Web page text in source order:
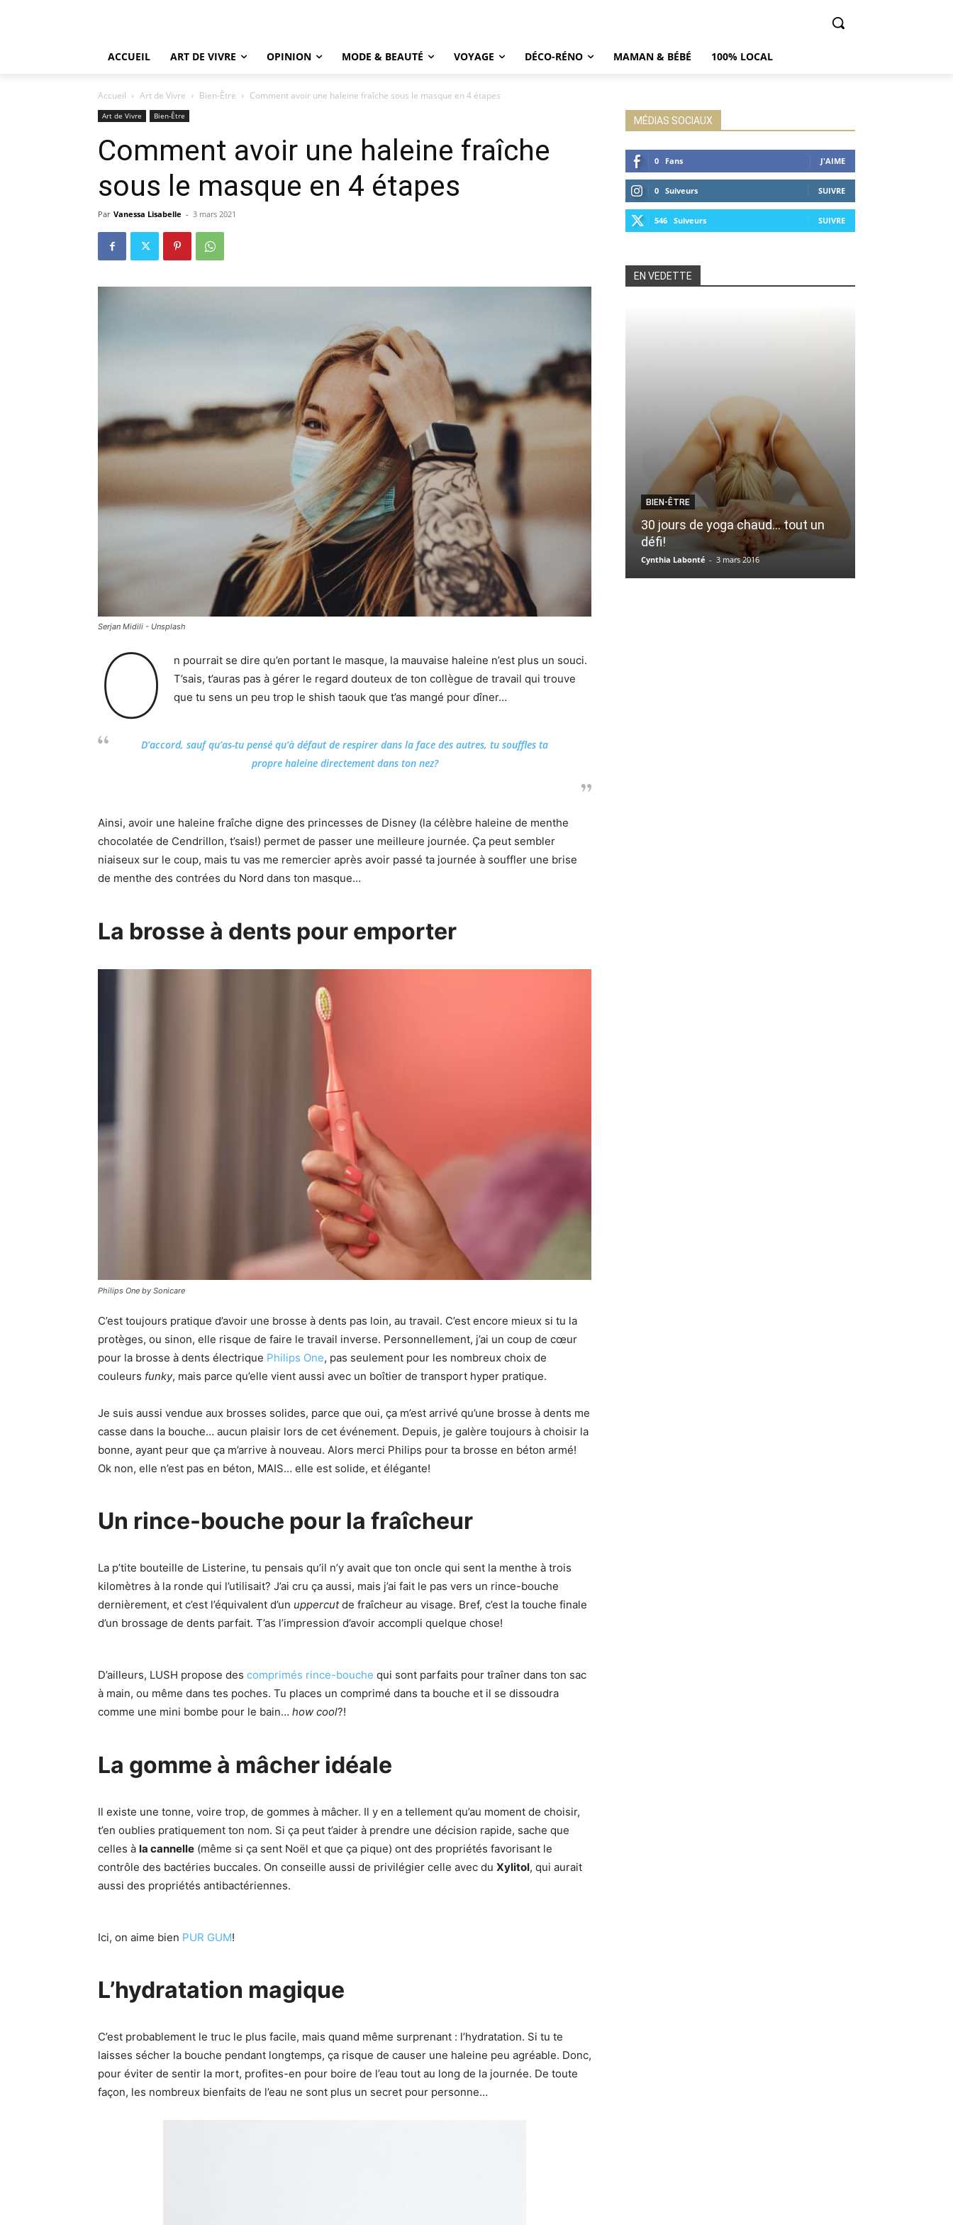
ACCUEIL ART DE VIVRE OPINION MODE & BEAUTÉ VOYAGE DÉCO-RÉNO MAMAN & BÉBÉ 100% LOCAL
Accueil Art de Vivre Bien-Être Comment avoir une haleine fraîche sous le masque en 4 étapes
Art de Vivre Bien-Être
Comment avoir une haleine fraîche
sous le masque en 4 étapes
Par Vanessa Lisabelle - 3 mars 2021
Serjan Midili - Unsplash
O
n pourrait se dire qu’en portant le masque, la mauvaise haleine n’est plus un souci.
T’sais, t’auras pas à gérer le regard douteux de ton collègue de travail qui trouve
que tu sens un peu trop le shish taouk que t’as mangé pour dîner…
D’accord, sauf qu’as-tu pensé qu’à défaut de respirer dans la face des autres, tu souffles ta
propre haleine directement dans ton nez?
Ainsi, avoir une haleine fraîche digne des princesses de Disney (la célèbre haleine de menthe
chocolatée de Cendrillon, t’sais!) permet de passer une meilleure journée. Ça peut sembler
niaiseux sur le coup, mais tu vas me remercier après avoir passé ta journée à souffler une brise
de menthe des contrées du Nord dans ton masque…
La brosse à dents pour emporter
Philips One by Sonicare
C’est toujours pratique d’avoir une brosse à dents pas loin, au travail. C’est encore mieux si tu la
protèges, ou sinon, elle risque de faire le travail inverse. Personnellement, j’ai un coup de cœur
pour la brosse à dents électrique Philips One, pas seulement pour les nombreux choix de
couleurs funky, mais parce qu’elle vient aussi avec un boîtier de transport hyper pratique.
Je suis aussi vendue aux brosses solides, parce que oui, ça m’est arrivé qu’une brosse à dents me
casse dans la bouche… aucun plaisir lors de cet événement. Depuis, je galère toujours à choisir la
bonne, ayant peur que ça m’arrive à nouveau. Alors merci Philips pour ta brosse en béton armé!
Ok non, elle n’est pas en béton, MAIS… elle est solide, et élégante!
Un rince-bouche pour la fraîcheur
La p’tite bouteille de Listerine, tu pensais qu’il n’y avait que ton oncle qui sent la menthe à trois
kilomètres à la ronde qui l’utilisait? J’ai cru ça aussi, mais j’ai fait le pas vers un rince-bouche
dernièrement, et c’est l’équivalent d’un uppercutde fraîcheur au visage. Bref, c’est la touche finale
d’un brossage de dents parfait. T’as l’impression d’avoir accompli quelque chose!
D’ailleurs, LUSH propose des comprimés rince-bouche qui sont parfaits pour traîner dans ton sac
à main, ou même dans tes poches. Tu places un comprimé dans ta bouche et il se dissoudra
comme une mini bombe pour le bain… how cool?!
La gomme à mâcher idéale
Il existe une tonne, voire trop, de gommes à mâcher. Il y en a tellement qu’au moment de choisir,
t’en oublies pratiquement ton nom. Si ça peut t’aider à prendre une décision rapide, sache que
celles à la cannelle (même si ça sent Noël et que ça pique) ont des propriétés favorisant le
contrôle des bactéries buccales. On conseille aussi de privilégier celle avec du Xylitol, qui aurait
aussi des propriétés antibactériennes.
Ici, on aime bien PUR GUM!
L’hydratation magique
C’est probablement le truc le plus facile, mais quand même surprenant : l’hydratation. Si tu te
laisses sécher la bouche pendant longtemps, ça risque de causer une haleine peu agréable. Donc,
pour éviter de sentir la mort, profites-en pour boire de l’eau tout au long de la journée. De toute
façon, les nombreux bienfaits de l’eau ne sont plus un secret pour personne…
MÉDIAS SOCIAUX
0 Fans J'AIME
0 Suiveurs SUIVRE
546 Suiveurs SUIVRE
EN VEDETTE
BIEN-ÊTRE
30 jours de yoga chaud… tout un
défi!
Cynthia Labonté - 3 mars 2016